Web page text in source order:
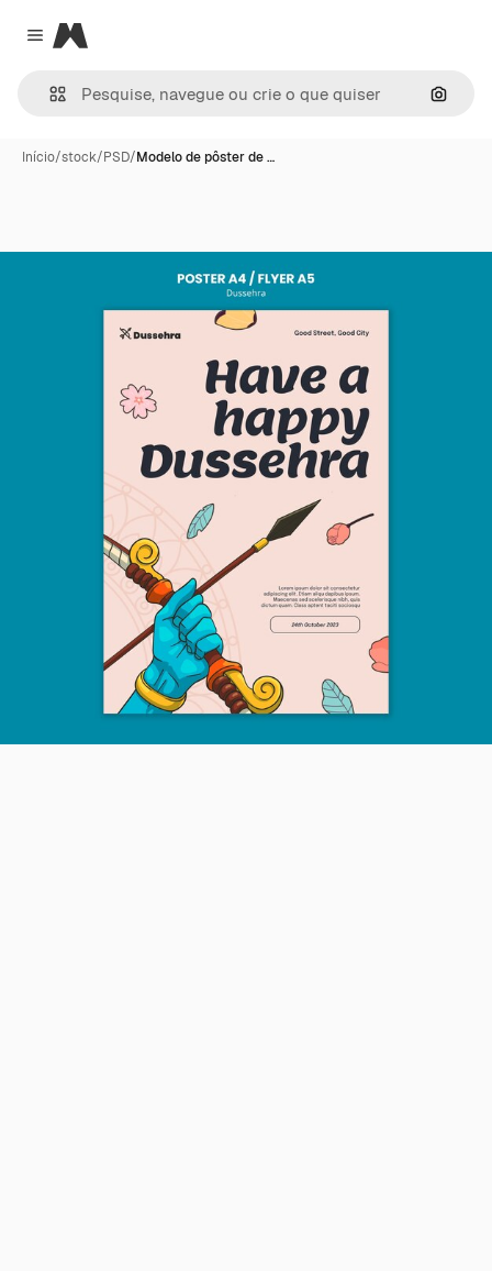
Close menu
Magnific
Início/stock/PSD/Modelo de pôster de …